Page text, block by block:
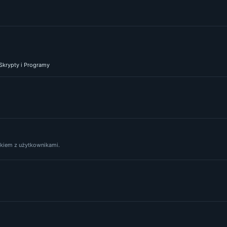
i Programy
z użytkownikami.